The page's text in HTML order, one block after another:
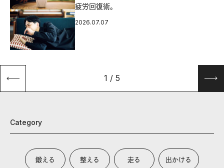
疲労回復術。
2026.07.07
1 / 5
Category
鍛える 整える 走る 出かける